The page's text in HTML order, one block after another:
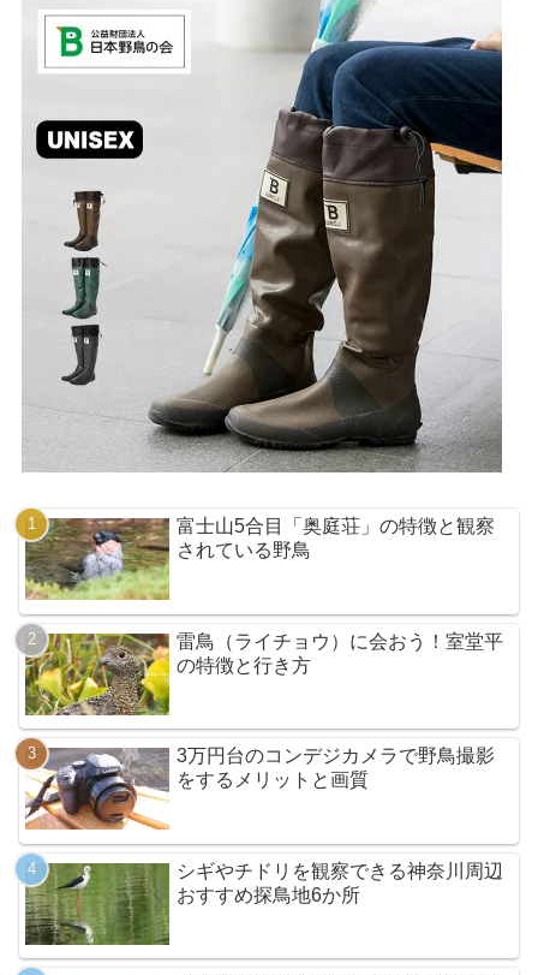
富士山5合目「奥庭荘」の特徴と観察
されている野鳥
雷鳥（ライチョウ）に会おう！室堂平
の特徴と行き方
3万円台のコンデジカメラで野鳥撮影
をするメリットと画質
シギやチドリを観察できる神奈川周辺
おすすめ探鳥地6か所